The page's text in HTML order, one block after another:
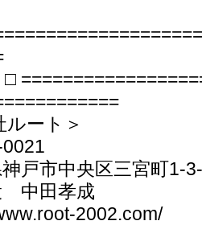
ルート＞
戸市中央区三宮町
中田孝成
2002.com/